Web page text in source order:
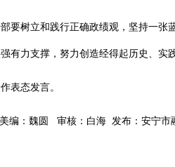
树立和践行正确政绩观，坚持一张
有力支撑，努力创造经得起历史、实
态发言。
魏圆 审核：白海 发布：安宁市